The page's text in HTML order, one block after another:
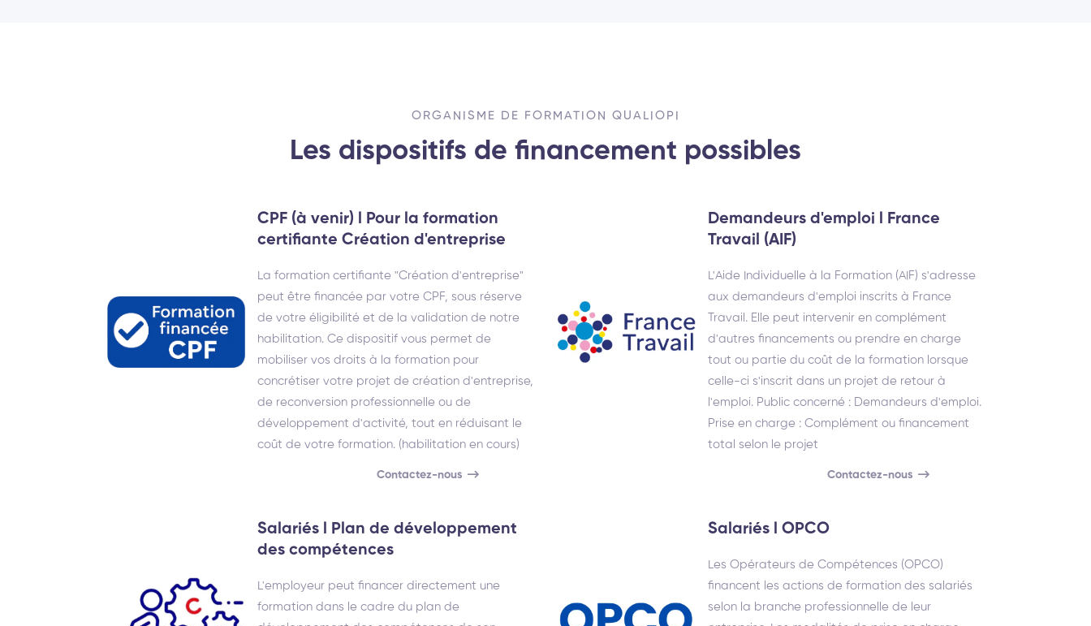
ORGANISME DE FORMATION QUALIOPI
Les dispositifs de financement possibles
CPF (à venir) l Pour la formation
certifiante Création d'entreprise
La formation certifiante "Création d'entreprise"
peut être financée par votre CPF, sous réserve
de votre éligibilité et de la validation de notre
habilitation. Ce dispositif vous permet de
mobiliser vos droits à la formation pour
concrétiser votre projet de création d'entreprise,
de reconversion professionnelle ou de
développement d'activité, tout en réduisant le
coût de votre formation. (habilitation en cours)
Contactez-nous
Demandeurs d'emploi l France
Travail (AIF)
L'Aide Individuelle à la Formation (AIF) s'adresse
aux demandeurs d'emploi inscrits à France
Travail. Elle peut intervenir en complément
d'autres financements ou prendre en charge
tout ou partie du coût de la formation lorsque
celle-ci s'inscrit dans un projet de retour à
l'emploi. Public concerné : Demandeurs d'emploi.
Prise en charge : Complément ou financement
total selon le projet
Contactez-nous
Salariés l Plan de développement
des compétences
L'employeur peut financer directement une
formation dans le cadre du plan de
Salariés l OPCO
Les Opérateurs de Compétences (OPCO)
financent les actions de formation des salariés
selon la branche professionnelle de leur